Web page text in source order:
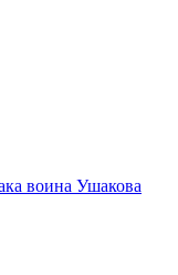
воина Ушакова